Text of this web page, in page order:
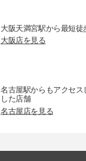
大阪天満宮駅から最短徒
大阪店を見る
名古屋駅からもアクセス
した店舗
名古屋店を見る